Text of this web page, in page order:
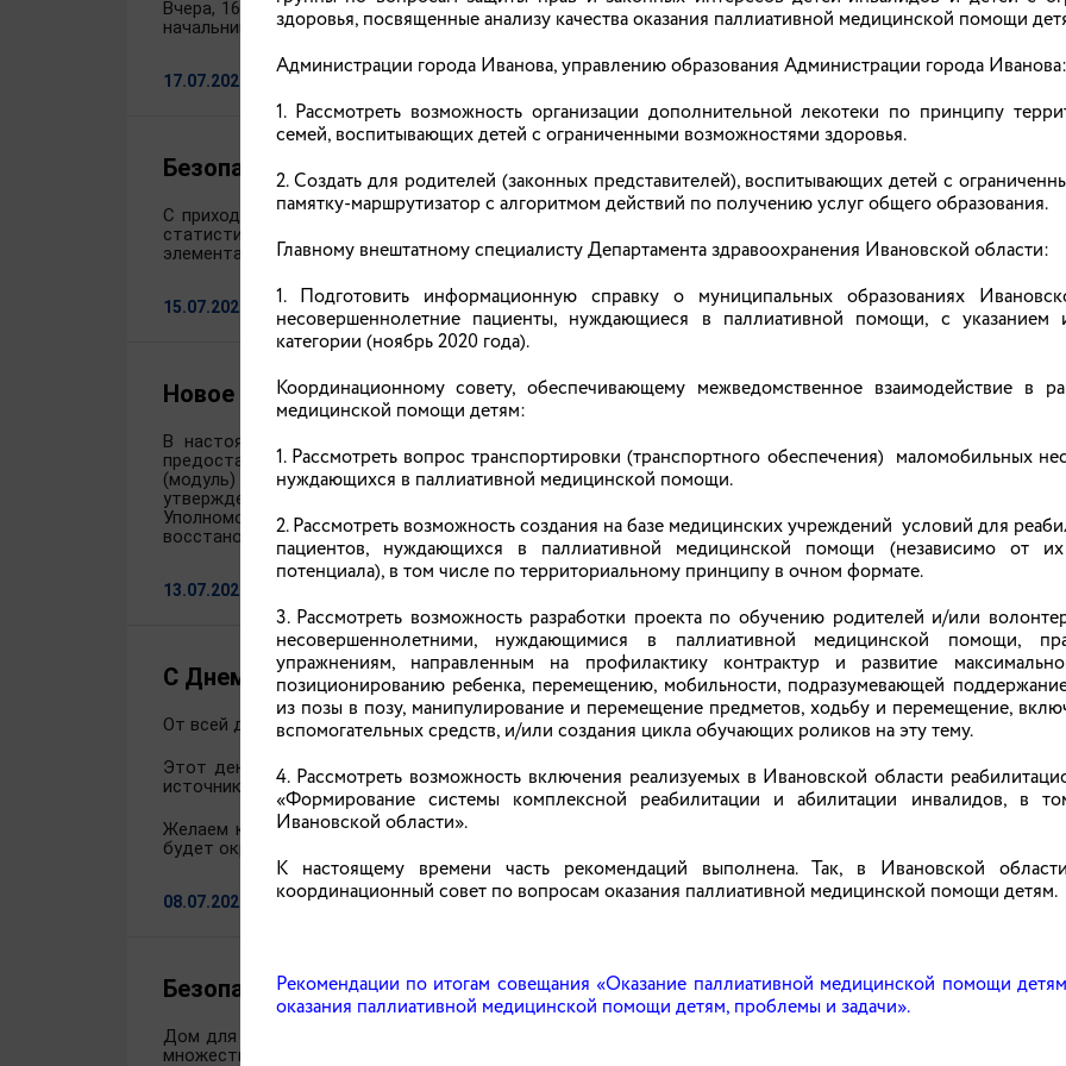
Вчера, 16 июля 2026 года, Уполномоченный по правам ребенка в Ивановской области Светлана
начальника УФСИН России по Ивановской области Дмитрия Саблина.
17.07.2026
Безопасность детей на воде: главные правила, которые спасают жизни
С приходом жарких дней водоемы становятся центром притяжения для всей семьи. Однако отдых у
статистике, большинство несчастных случаев с детьми происходит из-за отсутствия контроля
элементарными правилами безопасности.
15.07.2026
Новое в законодательстве
В настоящее время в федеральное, региональное и муниципальное законодательство внесен ряд
предоставляющий семьям с двумя и более детьми право на «ипотечные каникулы»; Президент
(модуль) «Русский язык как государственный» в обновленные федеральные государственные
утверждена Концепция развития движения «Абилимпикс» в Российской Федерации на 2026 - 2030
Уполномоченного по правам ребенка в Ивановской области по делам о лишении родительских
восстановлении в родительских правах, отмене ограничения в родительских правах и др.
13.07.2026
С Днем семьи, любви и верности!
От всей души поздравляем вас с прекрасным праздником — Днём семьи, любви и верности!
Этот день напоминает нам о самых важных ценностях в жизни: о любви, поддержке и верности друг
источник вдохновения. Именно в кругу родных мы находим понимание, тепло и заботу.
Желаем каждой семье долголетия, процветания и взаимопонимания. Пусть ваши дети растут в
будет окружено почетом и вниманием.
08.07.2026
Безопасность несовершеннолетних в быту: правила, которые должен знать
Дом для ребенка — это целый мир, полный открытий и игр. Однако именно в привычной домашней
множество опасностей, о которых они могут даже не подозревать. Задача взрослых — не просто
здоровья, посвященные анализу качества оказания паллиативной медицинской помощи
Администрации города Иванова, управлению образования Администрации города Иванова:
1. Рассмотреть возможность организации дополнительной лекотеки по принципу
семей, воспитывающих детей с ограниченными возможностями здоровья.
2. Создать для родителей (законных представителей), воспитывающих детей с
памятку-маршрутизатор с алгоритмом действий по получению услуг общего образования.
Главному внештатному специалисту Департамента здравоохранения Ивановской области:
1. Подготовить информационную справку о муниципальных образованиях
несовершеннолетние пациенты, нуждающиеся в паллиативной помощи, с указанием
категории (ноябрь 2020 года).
Координационному совету, обеспечивающему межведомственное взаимодействие в
медицинской помощи детям:
1. Рассмотреть вопрос транспортировки (транспортного обеспечения) маломобильных
нуждающихся в паллиативной медицинской помощи.
2. Рассмотреть возможность создания на базе медицинских учреждений условий для
пациентов, нуждающихся в паллиативной медицинской помощи (независимо от их
потенциала), в том числе по территориальному принципу в очном формате.
3. Рассмотреть возможность разработки проекта по обучению родителей и/или
несовершеннолетними, нуждающимися в паллиативной медицинской помощи,
упражнениям, направленным на профилактику контрактур и развитие
позиционированию ребенка, перемещению, мобильности, подразумевающей
из позы в позу, манипулирование и перемещение предметов, ходьбу и перемещение,
вспомогательных средств, и/или создания цикла обучающих роликов на эту тему.
4. Рассмотреть возможность включения реализуемых в Ивановской области
«Формирование системы комплексной реабилитации и абилитации инвалидов, в
Ивановской области».
К настоящему времени часть рекомендаций выполнена. Так, в Ивановской
координационный совет по вопросам оказания паллиативной медицинской помощи детям.
Рекомендации по итогам совещания «Оказание паллиативной медицинской помощи
оказания паллиативной медицинской помощи детям, проблемы и задачи».